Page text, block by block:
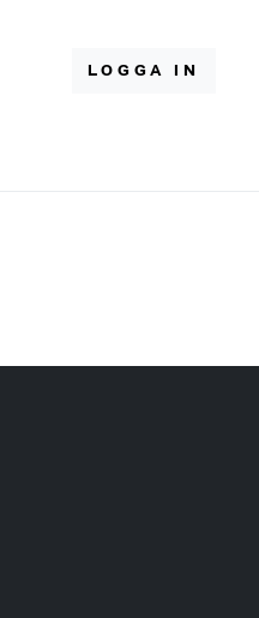
LOGGA IN